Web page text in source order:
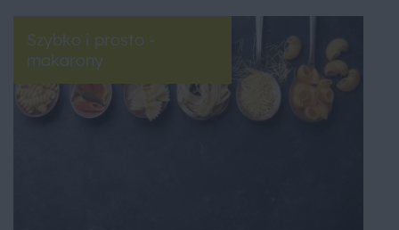
Szybko i prosto -
makarony